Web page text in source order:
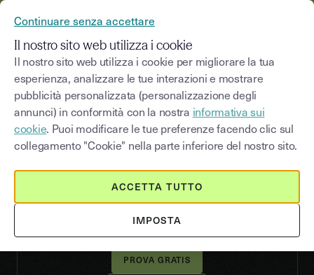
I 4 livelli di firma
elettronica per i tuoi
documenti
Youtrust offre quattro livelli di firma elettronica,
potrai quindi scegliere il livello di sicurezza più
adatto al tipo di documento da far firmare, in
accordo ai requisiti eIDAS.
Continuare senza accettare
Il nostro sito web utilizza i cookie
Il nostro sito web utilizza i cookie per migliorare la tua
esperienza, analizzare le tue interazioni e mostrare
pubblicità personalizzata (personalizzazione degli
annunci) in conformità con la nostra informativa sui
cookie. Puoi modificare le tue preferenze facendo clic sul
collegamento "Cookie" nella parte inferiore del nostro sito.
IMPOSTA
ACCETTA TUTTO